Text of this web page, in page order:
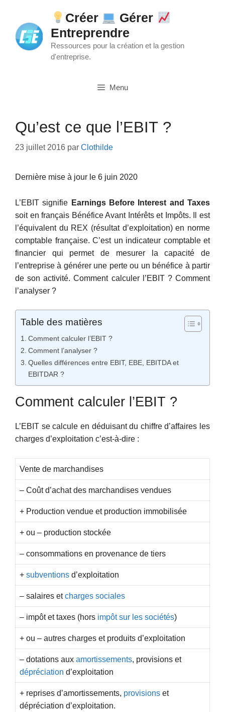
contenu
Créer
Gérer
Entreprendre
Ressources pour la création et la gestion
d'entreprise.
Menu
Qu’est ce que l’EBIT ?
23 juillet 2016 par Clothilde
Dernière mise à jour le 6 juin 2020
L’EBIT signifie Earnings Before Interest and Taxes
soit en français Bénéfice Avant Intérêts et Impôts. Il est
l’équivalent du REX (résultat d’exploitation) en norme
comptable française. C’est un indicateur comptable et
financier qui permet de mesurer la capacité de
l’entreprise à générer une perte ou un bénéfice à partir
de son activité. Comment calculer l’EBIT ? Comment
l’analyser ?
Table des matières
Comment calculer l’EBIT ?
Comment l’analyser ?
Quelles différences entre EBIT, EBE, EBITDA et
EBITDAR ?
Comment calculer l’EBIT ?
L’EBIT se calcule en déduisant du chiffre d’affaires les
charges d’exploitation c’est-à-dire :
Vente de marchandises
– Coût d’achat des marchandises vendues
+ Production vendue et production immobilisée
+ ou – production stockée
– consommations en provenance de tiers
+ subventions d’exploitation
– salaires etcharges sociales
– impôt et taxes (hors impôt sur les sociétés)
+ ou – autres charges et produits d’exploitation
– dotations aux amortissements, provisions et
dépréciation d’exploitation
+ reprises d’amortissements, provisions et
dépréciation d’exploitation.